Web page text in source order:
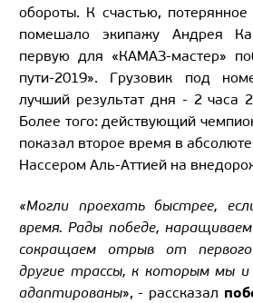
обороты. К счастью,
помешало экипажу Андрея
первую для «КАМАЗ-мастер»
пути-2019». Грузовик под
лучший результат дня - 2 часа
Более того: действующий
показал второе время в
Нассером Аль-Аттией на
«Могли проехать быстрее,
время. Рады победе,
сокращаем отрыв от
другие трассы, к которым мы
адаптированы», - рассказал